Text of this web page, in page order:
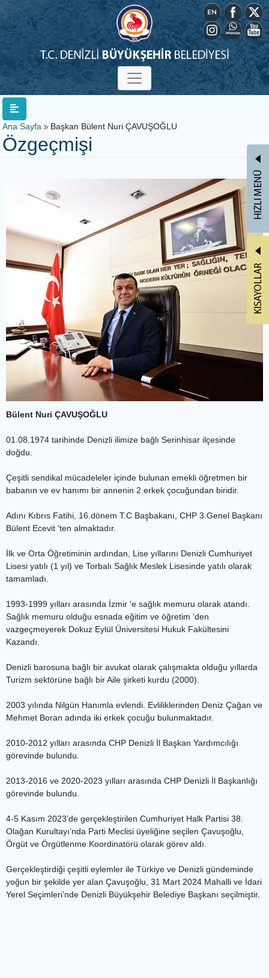
Ana Sayfa Başkan Bülent Nuri ÇAVUŞOĞLU
Özgeçmişi
Bülent Nuri ÇAVUŞOĞLU
01.08.1974 tarihinde Denizli ilimize bağlı Serinhisar ilçesinde
doğdu.
Çeşitli sendikal mücadeleler içinde bulunan emekli öğretmen bir
babanın ve ev hanımı bir annenin 2 erkek çocuğundan biridir.
Adını Kıbrıs Fatihi, 16.dönem T.C Başbakanı, CHP 3.Genel Başkanı
Bülent Ecevit 'ten almaktadır.
İlk ve Orta Öğretiminin ardından, Lise yıllarını Denizli Cumhuriyet
Lisesi yatılı (1 yıl) ve Torbalı Sağlık Meslek Lisesinde yatılı olarak
tamamladı.
1993-1999 yılları arasında İzmir 'e sağlık memuru olarak atandı.
Sağlık memuru olduğu esnada eğitim ve öğretim 'den
vazgeçmeyerek Dokuz Eylül Üniversitesi Hukuk Fakültesini
Kazandı.
Denizli barosuna bağlı bir avukat olarak çalışmakta olduğu yıllarda
Turizm sektörüne bağlı bir Aile şirketi kurdu (2000).
2003 yılında Nilgün Hanımla evlendi. Evliliklerinden Deniz Çağan ve
Mehmet Boran adında iki erkek çocuğu bulunmaktadır.
2010-2012 yılları arasında CHP Denizli İl Başkan Yardımcılığı
görevinde bulundu.
2013-2016 ve 2020-2023 yılları arasında CHP Denizli İl Başkanlığı
görevinde bulundu.
4-5 Kasım 2023’de gerçekleştirilen Cumhuriyet Halk Partisi 38.
Olağan Kurultayı’nda Parti Meclisi üyeliğine seçilen Çavuşoğlu,
Örgüt ve Örgütlenme Koordinatörü olarak görev aldı.
Gerçekleştirdiği çeşitli eylemler ile Türkiye ve Denizli gündeminde
yoğun bir şekilde yer alan Çavuşoğlu, 31 Mart 2024 Mahalli ve İdari
Yerel Seçimleri’nde Denizli Büyükşehir Belediye Başkanı seçilmiştir.